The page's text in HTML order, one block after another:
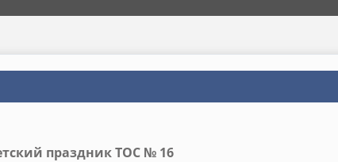
праздник ТОС № 16